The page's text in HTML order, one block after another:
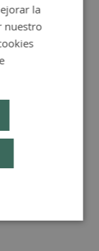
SPANISH
ENGLISH
la
nuestro